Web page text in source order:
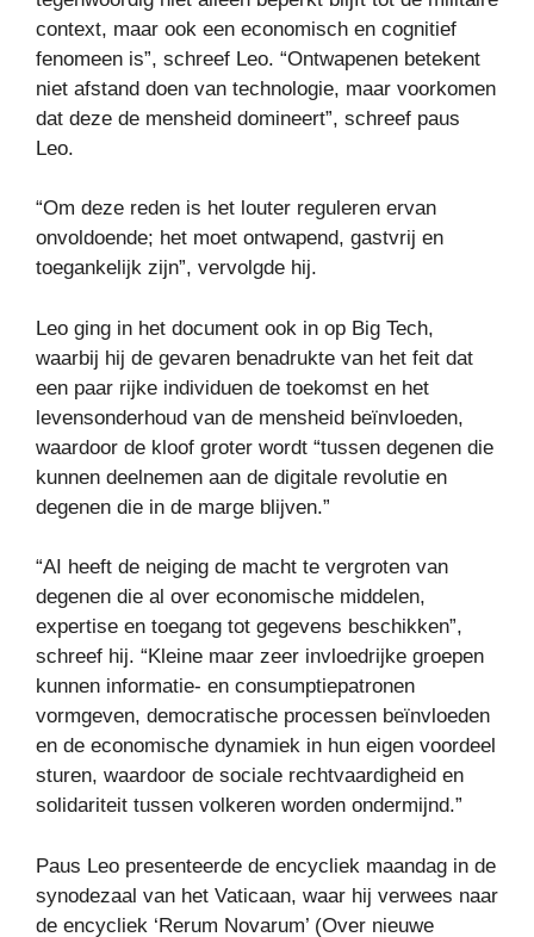
context, maar ook een economisch en cognitief
fenomeen is”, schreef Leo. “Ontwapenen betekent
niet afstand doen van technologie, maar voorkomen
dat deze de mensheid domineert”, schreef paus
Leo.
“Om deze reden is het louter reguleren ervan
onvoldoende; het moet ontwapend, gastvrij en
toegankelijk zijn”, vervolgde hij.
Leo ging in het document ook in op Big Tech,
waarbij hij de gevaren benadrukte van het feit dat
een paar rijke individuen de toekomst en het
levensonderhoud van de mensheid beïnvloeden,
waardoor de kloof groter wordt “tussen degenen die
kunnen deelnemen aan de digitale revolutie en
degenen die in de marge blijven.”
“AI heeft de neiging de macht te vergroten van
degenen die al over economische middelen,
expertise en toegang tot gegevens beschikken”,
schreef hij. “Kleine maar zeer invloedrijke groepen
kunnen informatie- en consumptiepatronen
vormgeven, democratische processen beïnvloeden
en de economische dynamiek in hun eigen voordeel
sturen, waardoor de sociale rechtvaardigheid en
solidariteit tussen volkeren worden ondermijnd.”
Paus Leo presenteerde de encycliek maandag in de
synodezaal van het Vaticaan, waar hij verwees naar
de encycliek ‘Rerum Novarum’ (Over nieuwe